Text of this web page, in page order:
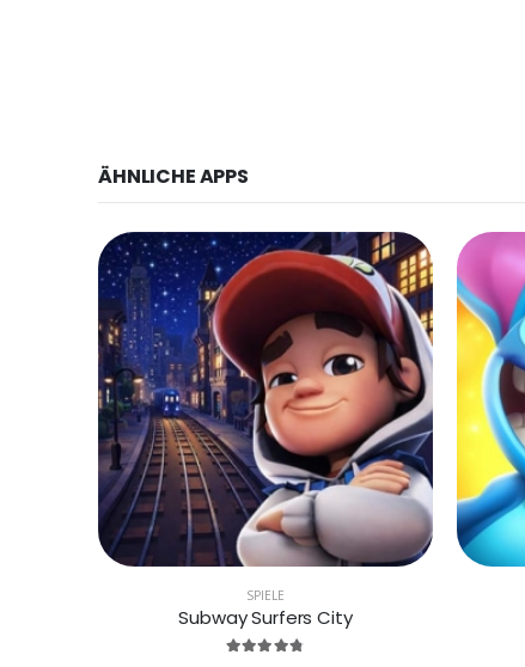
ÄHNLICHE APPS
SPIELE
Subway Surfers City